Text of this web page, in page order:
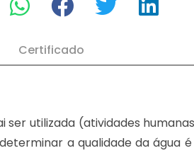
Certificado
utilizada (atividades
a qualidade da água